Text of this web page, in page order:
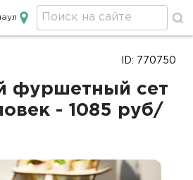
в Барнауле
фуршетный сет
- 1085 руб/
ID: 770750